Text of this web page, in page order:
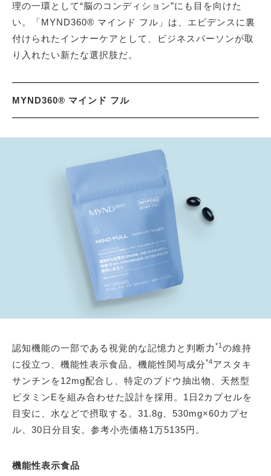
理の一環として“脳のコンディション”にも目を向けた
い。「MYND360® マインド フル」は、エビデンスに裏
付けられたインナーケアとして、ビジネスパーソンが取
り入れたい新たな選択肢だ。
MYND360® マインド フル
認知機能の一部である視覚的な記憶力と判断力 *1の維持
に役立つ、機能性表示食品。機能性関与成分*4アスタキ
サンチンを12mg配合し、特定のブドウ抽出物、天然型
ビタミンEを組み合わせた設計を採用。1日2カプセルを
目安に、水などで摂取する。31.8g、530mg×60カプセ
ル、30日分目安。参考小売価格1万5135円。
機能性表示食品